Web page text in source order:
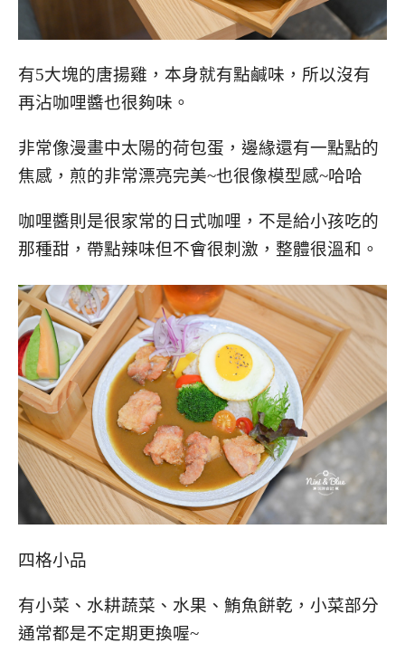
有5大塊的唐揚雞，本身就有點鹹味，所以沒有
再沾咖哩醬也很夠味。
非常像漫畫中太陽的荷包蛋，邊緣還有一點點的
焦感，煎的非常漂亮完美~也很像模型感~哈哈
咖哩醬則是很家常的日式咖哩，不是給小孩吃的
那種甜，帶點辣味但不會很刺激，整體很溫和。
四格小品
有小菜、水耕蔬菜、水果、鮪魚餅乾，小菜部分
通常都是不定期更換喔~